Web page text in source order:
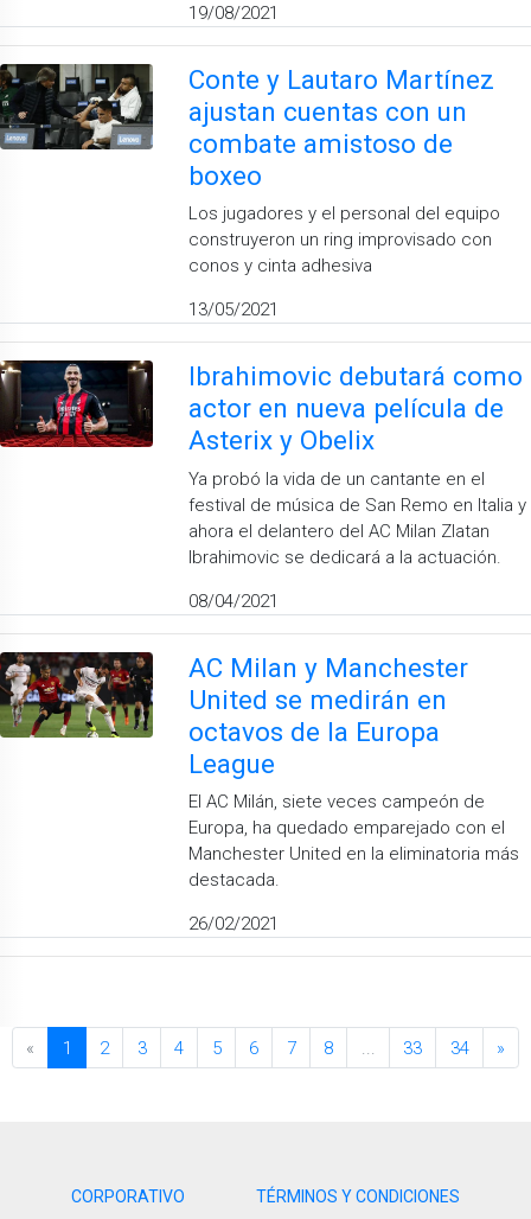
19/08/2021
Conte y Lautaro Martínez
ajustan cuentas con un
combate amistoso de
boxeo
Los jugadores y el personal del equipo
construyeron un ring improvisado con
conos y cinta adhesiva
13/05/2021
Ibrahimovic debutará como
actor en nueva película de
Asterix y Obelix
Ya probó la vida de un cantante en el
festival de música de San Remo en Italia y
ahora el delantero del AC Milan Zlatan
Ibrahimovic se dedicará a la actuación.
08/04/2021
AC Milan y Manchester
United se medirán en
octavos de la Europa
League
El AC Milán, siete veces campeón de
Europa, ha quedado emparejado con el
Manchester United en la eliminatoria más
destacada.
26/02/2021
« 1 2 3 4 5 6 7 8 33 34 »
CORPORATIVO TÉRMINOS Y CONDICIONES